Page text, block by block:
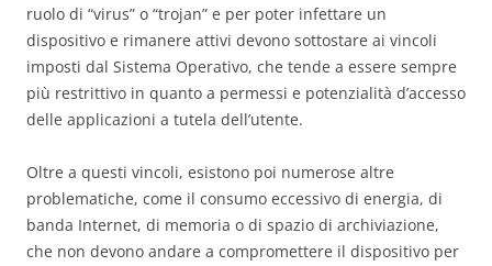
ruolo di “virus” o “trojan” e per poter infettare un
dispositivo e rimanere attivi devono sottostare ai vincoli
imposti dal Sistema Operativo, che tende a essere sempre
più restrittivo in quanto a permessi e potenzialità d’accesso
delle applicazioni a tutela dell’utente.
Oltre a questi vincoli, esistono poi numerose altre
problematiche, come il consumo eccessivo di energia, di
banda Internet, di memoria o di spazio di archiviazione,
che non devono andare a compromettere il dispositivo per